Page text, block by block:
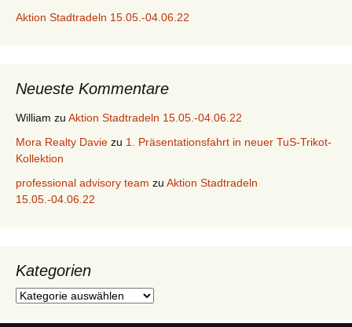
Aktion Stadtradeln 15.05.-04.06.22
Neueste Kommentare
William zu Aktion Stadtradeln 15.05.-04.06.22
Mora Realty Davie zu 1. Präsentationsfahrt in neuer TuS-Trikot-
Kollektion
professional advisory team zu Aktion Stadtradeln
15.05.-04.06.22
Kategorien
Kategorien